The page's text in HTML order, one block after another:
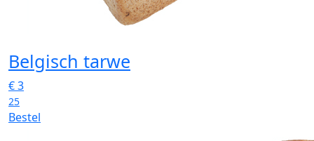
Belgisch tarwe
€3
25
Bestel